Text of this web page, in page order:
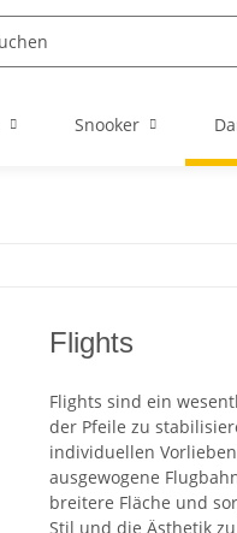
Snooker
Flights
Flights sind ein
der Pfeile zu
individuellen
ausgewogene
breitere Fläche und
Stil und die Ästhetik